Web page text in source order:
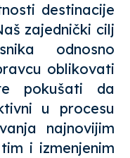
destinacije
zajednički cilj
odnosno
oblikovati
pokušati da
u procesu
najnovijim
i izmenjenim